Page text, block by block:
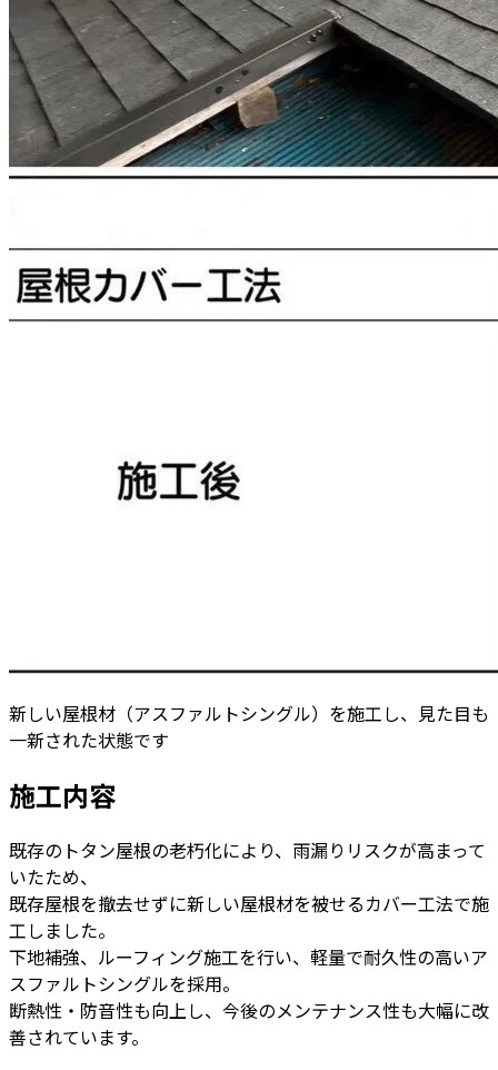
新しい屋根材（アスファルトシングル）を施工し、見た目も
一新された状態です
施工内容
既存のトタン屋根の老朽化により、雨漏りリスクが高まって
いたため、
既存屋根を撤去せずに新しい屋根材を被せるカバー工法で施
工しました。
下地補強、ルーフィング施工を行い、軽量で耐久性の高いア
スファルトシングルを採用。
断熱性・防音性も向上し、今後のメンテナンス性も大幅に改
善されています。